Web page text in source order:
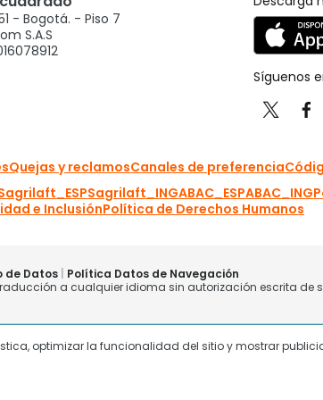
optimizar la funcionalidad del sitio y mostrar